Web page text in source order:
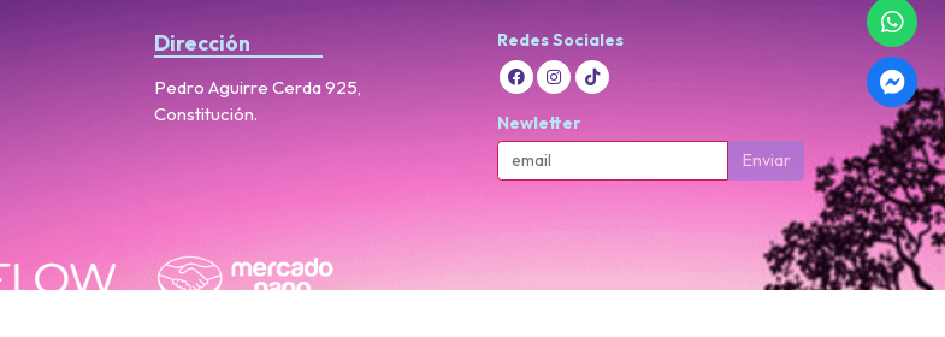
Dirección
Pedro Aguirre Cerda 925,
Constitución.
Redes Sociales
Newletter
Enviar